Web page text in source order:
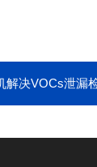
解决VOCs泄漏